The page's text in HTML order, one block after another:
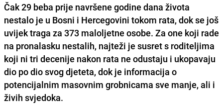
Čak 29 beba prije navršene godine dana života
nestalo je u Bosni i Hercegovini tokom rata, dok se još
uvijek traga za 373 maloljetne osobe. Za one koji rade
na pronalasku nestalih, najteži je susret s roditeljima
koji ni tri decenije nakon rata ne odustaju i ukopavaju
dio po dio svog djeteta, dok je informacija o
potencijalnim masovnim grobnicama sve manje, ali i
živih svjedoka.